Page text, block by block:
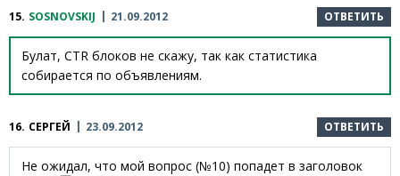
15. SOSNOVSKIJ 21.09.2012 ОТВЕТИТЬ
Булат, CTR блоков не скажу, так как статистика
собирается по объявлениям.
16. СЕРГЕЙ 23.09.2012 ОТВЕТИТЬ
Не ожидал, что мой вопрос (№10) попадет в заголовок